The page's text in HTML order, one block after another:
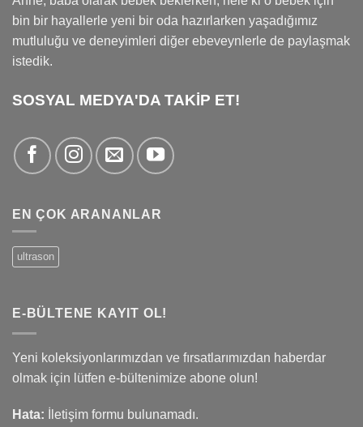
bin bir hayallerle yeni bir oda hazırlarken yaşadığımız
mutluluğu ve deneyimleri diğer ebeveynlerle de paylaşmak
istedik.
SOSYAL MEDYA'DA TAKİP ET!
EN ÇOK ARANANLAR
ultrason
E-BÜLTENE KAYIT OL!
Yeni koleksiyonlarımızdan ve fırsatlarımızdan haberdar
olmak için lütfen e-bültenimize abone olun!
Hata: İletişim formu bulunamadı.